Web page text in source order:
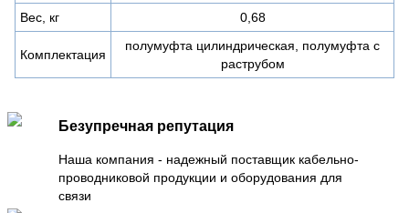
Вес, кг
0,68
Комплектация
полумуфта цилиндрическая, полумуфта с
раструбом
Безупречная репутация
Наша компания - надежный поставщик кабельно-
проводниковой продукции и оборудования для
связи